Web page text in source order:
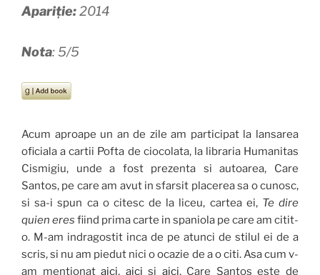
Apariție:2014
Nota: 5/5
Acum aproape un an de zile am participat la lansarea
oficiala a cartii Pofta de ciocolata, la libraria Humanitas
Cismigiu, unde a fost prezenta si autoarea, Care
Santos, pe care am avut in sfarsit placerea sa o cunosc,
si sa-i spun ca o citesc de la liceu, cartea ei, Te dire
quien eres fiind prima carte in spaniola pe care am citit-
o. M-am indragostit inca de pe atunci de stilul ei de a
scris, si nu am piedut nici o ocazie de a o citi. Asa cum v-
am mentionataici, aicisi aici, Care Santos este de